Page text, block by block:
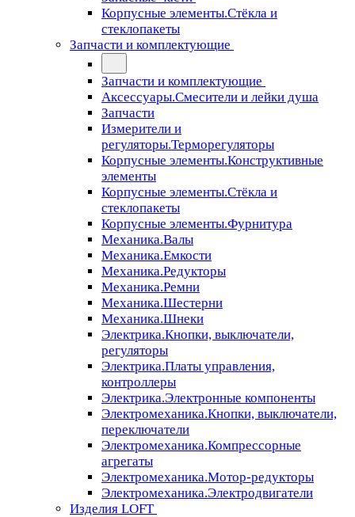
Корпусные элементы.Стёкла и
стеклопакеты
Запчасти и комплектующие
Запчасти и комплектующие
Аксессуары.Смесители и лейки душа
Запчасти
Измерители и
регуляторы.Терморегуляторы
Корпусные элементы.Конструктивные
элементы
Корпусные элементы.Стёкла и
стеклопакеты
Корпусные элементы.Фурнитура
Механика.Валы
Механика.Емкости
Механика.Редукторы
Механика.Ремни
Механика.Шестерни
Механика.Шнеки
Электрика.Кнопки, выключатели,
регуляторы
Электрика.Платы управления,
контроллеры
Электрика.Электронные компоненты
Электромеханика.Кнопки, выключатели,
переключатели
Электромеханика.Компрессорные
агрегаты
Электромеханика.Мотор-редукторы
Электромеханика.Электродвигатели
Изделия LOFT